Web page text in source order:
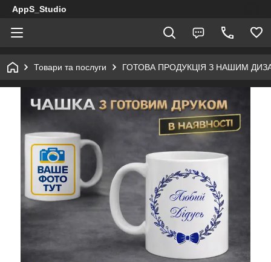
AppS_Studio
Товари та послуги ГОТОВА ПРОДУКЦІЯ З НАШИМ